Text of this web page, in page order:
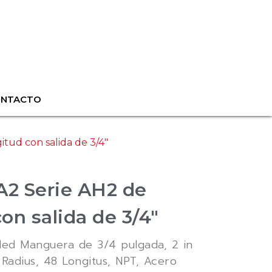
con salida de 3/4″
Serie AH2 de
salida de 3/4″
Manguera de 3/4 pulgada, 2 in
48 Longitus, NPT, Acero